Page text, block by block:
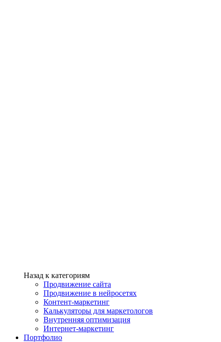
Назад к категориям
Продвижение сайта
Продвижение в нейросетях
Контент-маркетинг
Калькуляторы для маркетологов
Внутренняя оптимизация
Интернет-маркетинг
Портфолио